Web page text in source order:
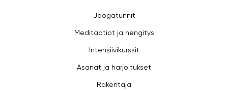
Joogatunnit
Meditaatiot ja hengitys
Intensiivikurssit
Asanat ja harjoitukset
Rakentaja